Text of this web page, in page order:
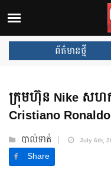
ព័ត៌មានថ្មី
ឈ្នះពានរង្វាន់បន្ថែមទៀត បន្
ក្រុមហ៊ុន Nike សហក
Cristiano
បាល់ទាត់ July 6th,
Share